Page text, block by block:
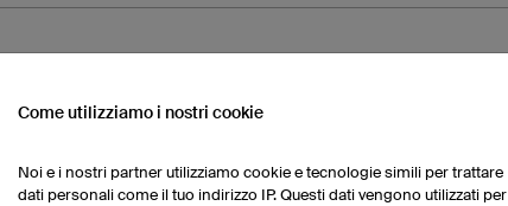
Come utilizziamo i nostri cookie
Noi e i nostri partner utilizziamo cookie e tecnologie simili per trattare
dati personali come il tuo indirizzo IP. Questi dati vengono utilizzati per